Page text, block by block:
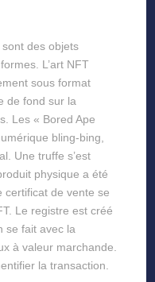
des objets
L’art NFT
sous format
de fond sur la
Les « Bored Ape
bling-bing,
Une truffe s’est
physique a été
certificat de vente se
Le registre est créé
se fait avec la
à valeur marchande.
la transaction.